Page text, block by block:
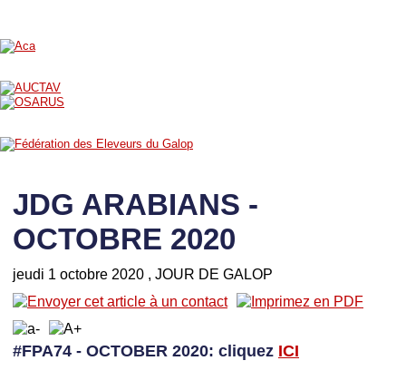
JDG ARABIANS -
OCTOBRE 2020
jeudi 1 octobre 2020 , JOUR DE GALOP
#FPA74 - OCTOBER 2020: cliquez ICI